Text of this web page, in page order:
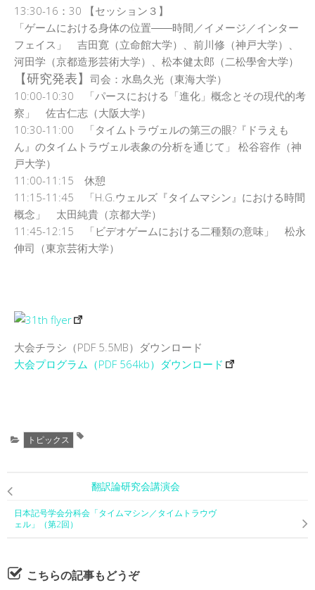
13:30-16：30 【セッション３】
「ゲームにおける身体の位置――時間／イメージ／インター
フェイス」 吉田寛（立命館大学）、前川修（神戸大学）、
河田学（京都造形芸術大学）、松本健太郎（二松學舍大学）
【研究発表】 司会：水島久光（東海大学）
10:00-10:30 「パースにおける「進化」概念とその現代的考
察」 佐古仁志（大阪大学）
10:30-11:00 「タイムトラヴェルの第三の眼?『ドラえも
ん』のタイムトラヴェル表象の分析を通じて」 松谷容作（神
戸大学）
11:00-11:15 休憩
11:15-11:45 「H.G.ウェルズ『タイムマシン』における時間
概念」 太田純貴（京都大学）
11:45-12:15 「ビデオゲームにおける二種類の意味」 松永
伸司（東京芸術大学）
大会チラシ（PDF 5.5MB）ダウンロード
大会プログラム（PDF 564kb）ダウンロード
トピックス
翻訳論研究会講演会
日本記号学会分科会「タイムマシン／タイムトラウヴ
ェル」（第2回）
こちらの記事もどうぞ